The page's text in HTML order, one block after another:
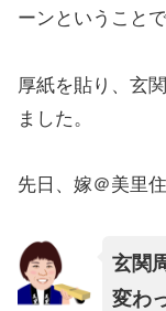
ーンということで
厚紙を貼り、玄
ました。
先日、嫁＠美里
玄関
変わ